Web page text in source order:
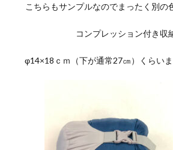
こちらもサンプルなのでまったく別の
コンプレッション付き収
φ14×18ｃｍ（下が通常27㎝）くらい